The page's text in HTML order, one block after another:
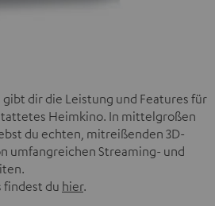
gibt dir die Leistung und Features für
Heimkino. In mittelgroßen
du echten, mitreißenden 3D-
umfangreichen Streaming- und
findest du hier.